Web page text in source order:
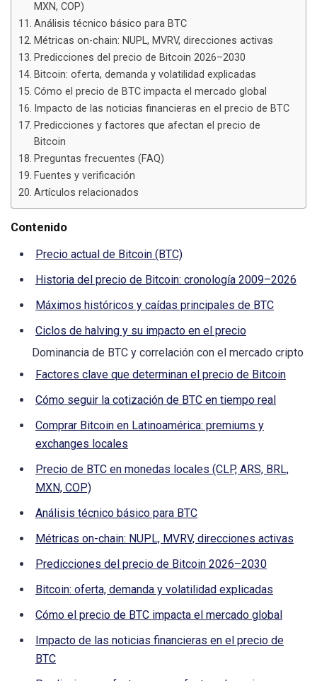
MXN, COP)
Análisis técnico básico para BTC
Métricas on-chain: NUPL, MVRV, direcciones activas
Predicciones del precio de Bitcoin 2026–2030
Bitcoin: oferta, demanda y volatilidad explicadas
Cómo el precio de BTC impacta el mercado global
Impacto de las noticias financieras en el precio de BTC
Predicciones y factores que afectan el precio de
Bitcoin
Preguntas frecuentes (FAQ)
Fuentes y verificación
Artículos relacionados
Contenido
Precio actual de Bitcoin (BTC)
Historia del precio de Bitcoin: cronología 2009–2026
Máximos históricos y caídas principales de BTC
Ciclos de halving y su impacto en el precio
Dominancia de BTC y correlación con el mercado cripto
Factores clave que determinan el precio de Bitcoin
Cómo seguir la cotización de BTC en tiempo real
Comprar Bitcoin en Latinoamérica: premiums y
exchanges locales
Precio de BTC en monedas locales (CLP, ARS, BRL,
MXN, COP)
Análisis técnico básico para BTC
Métricas on-chain: NUPL, MVRV, direcciones activas
Predicciones del precio de Bitcoin 2026–2030
Bitcoin: oferta, demanda y volatilidad explicadas
Cómo el precio de BTC impacta el mercado global
Impacto de las noticias financieras en el precio de
BTC